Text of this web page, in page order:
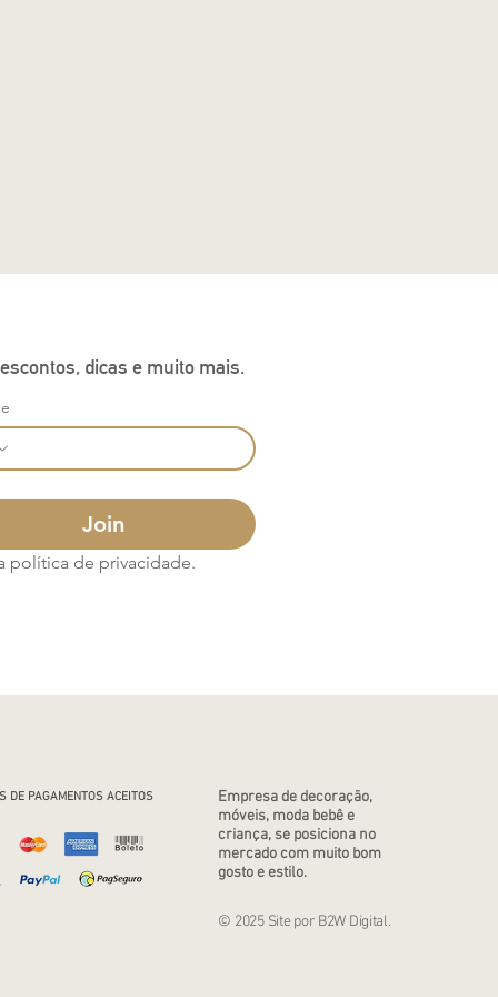
dicas e muito mais.
Join
política de privacidade.
DE PAGAMENTOS ACEITOS
Empresa de decoração,
móveis, moda bebê e
criança, se posiciona no
mercado com muito bom
gosto e estilo.
© 2025 Site por B2W Digital.